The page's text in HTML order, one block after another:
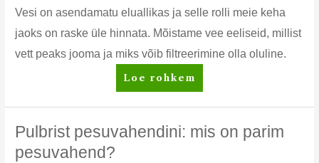
Vesi on asendamatu eluallikas ja selle rolli meie keha
jaoks on raske üle hinnata. Mõistame vee eeliseid, millist
vett peaks jooma ja miks võib filtreerimine olla oluline.
Veefiltrid:
mida
peate
teadma
Loe rohkem
Pulbrist pesuvahendini: mis on parim
pesuvahend?